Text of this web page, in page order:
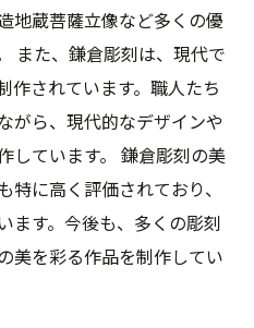
地蔵菩薩立像など多くの優
また、鎌倉彫刻は、現代で
作されています。職人たち
がら、現代的なデザインや
しています。 鎌倉彫刻の美
特に高く評価されており、
ます。今後も、多くの彫刻
美を彩る作品を制作してい